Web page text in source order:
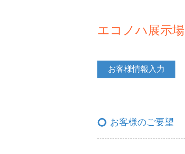
エコノハ展示場
お客様情報入力
お客様のご要望